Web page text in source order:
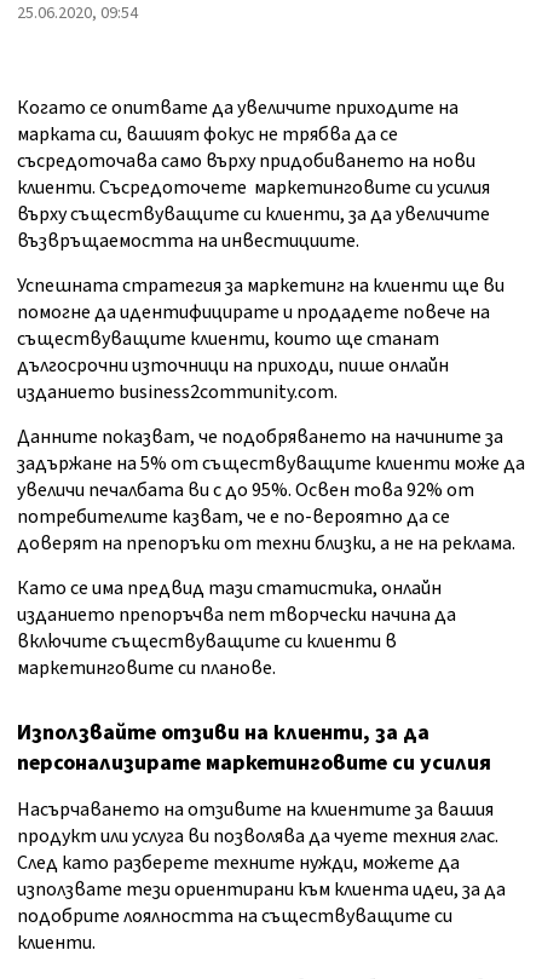
25.06.2020, 09:54
Когато се опитвате да увеличите приходите на
марката си, вашият фокус не трябва да се
съсредоточава само върху придобиването на нови
клиенти. Съсредоточете маркетинговите си усилия
върху съществуващите си клиенти, за да увеличите
възвръщаемостта на инвестициите.
Успешната стратегия за маркетинг на клиенти ще ви
помогне да идентифицирате и продадете повече на
съществуващите клиенти, които ще станат
дългосрочни източници на приходи, пише онлайн
изданието business2community.com.
Данните показват, че подобряването на начините за
задържане на 5% от съществуващите клиенти може да
увеличи печалбата ви с до 95%. Освен това 92% от
потребителите казват, че е по-вероятно да се
доверят на препоръки от техни близки, а не на реклама.
Като се има предвид тази статистика, онлайн
изданието препоръчва пет творчески начина да
включите съществуващите си клиенти в
маркетинговите си планове.
Използвайте отзиви на клиенти, за да
персонализирате маркетинговите си усилия
Насърчаването на отзивите на клиентите за вашия
продукт или услуга ви позволява да чуете техния глас.
След като разберете техните нужди, можете да
използвате тези ориентирани към клиента идеи, за да
подобрите лоялността на съществуващите си
клиенти.